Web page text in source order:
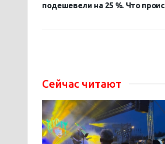
подешевели на 25 %. Что
Сейчас читают